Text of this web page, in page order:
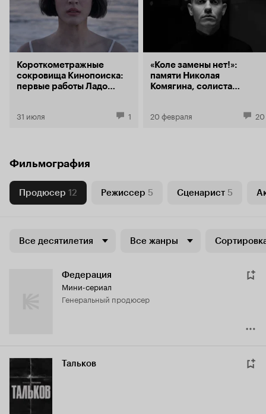
Короткометражные
сокровища Кинопоиска:
первые работы Ладо
современных
31 июля 1
«Коле замены нет!»:
памяти Николая
Комягина, солиста
20 февраля 20
Фильмография
Продюсер 12 Режиссер 5 Сценарист 5
Все десятилетия Все жанры
Федерация
Мини-сериал
генеральный продюсер
Тальков